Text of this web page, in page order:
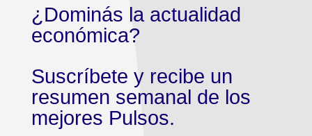
¿Dominás la actualidad
económica?
Suscríbete y recibe un
resumen semanal de los
mejores Pulsos.